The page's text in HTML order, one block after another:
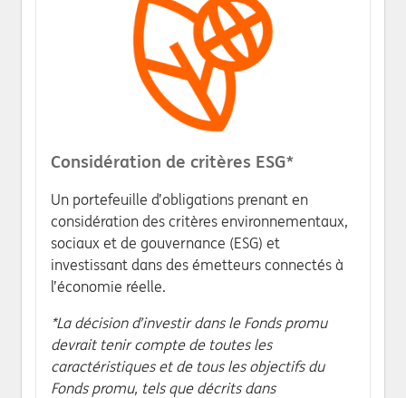
Considération de critères ESG*
Un portefeuille d’obligations prenant en
considération des critères environnementaux,
sociaux et de gouvernance (ESG) et
investissant dans des émetteurs connectés à
l’économie réelle.
*La décision d’investir dans le Fonds promu
devrait tenir compte de toutes les
caractéristiques et de tous les objectifs du
Fonds promu, tels que décrits dans